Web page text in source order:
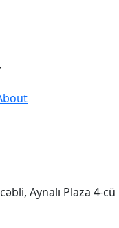
Aynalı Plaza 4-